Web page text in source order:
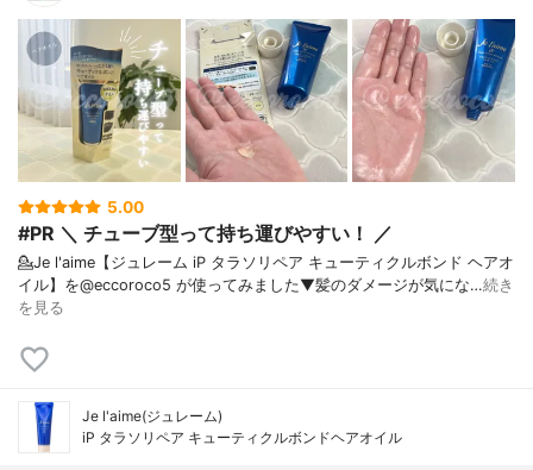
5.00
#PR ＼ チューブ型って持ち運びやすい！ ／
💁Je l'aime【ジュレーム iP タラソリペア キューティクルボンド ヘアオ
イル】を@eccoroco5 が使ってみました⁡⁡⁡⁡▼⁡髪のダメージが気にな…続き
を見る
Je l'aime(ジュレーム)
iP タラソリペア キューティクルボンドヘアオイル